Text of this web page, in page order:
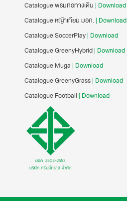
Catalogue พรมทอทางเดิน | Download
Catalogue หญ้าเทียม มอก.| Download
Catalogue SoccerPlay| Download
Catalogue GreenyHybrid| Download
Catalogue Muga | Download
Catalogue GreenyGrass| Download
Catalogue Football | Download